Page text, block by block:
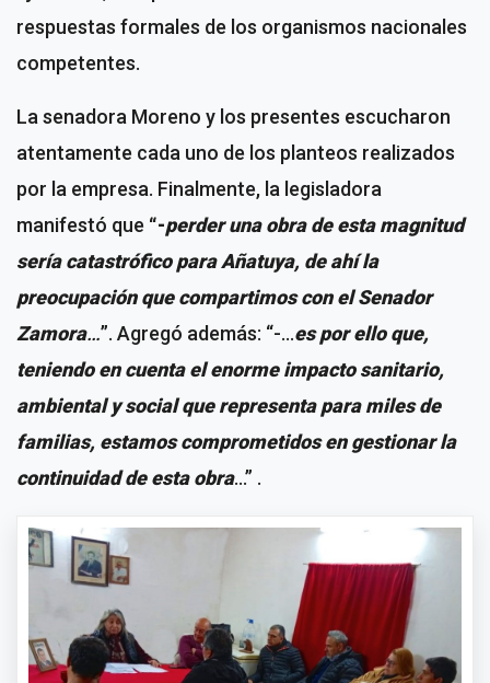
respuestas formales de los organismos nacionales
competentes.
La senadora Moreno y los presentes escucharon
atentamente cada uno de los planteos realizados
por la empresa. Finalmente, la legisladora
manifestó que “-perder una obra de esta magnitud
sería catastrófico para Añatuya, de ahí la
preocupación que compartimos con el Senador
Zamora…”. Agregó además: “-…es por ello que,
teniendo en cuenta el enorme impacto sanitario,
ambiental y social que representa para miles de
familias, estamos comprometidos en gestionar la
continuidad de esta obra…” .